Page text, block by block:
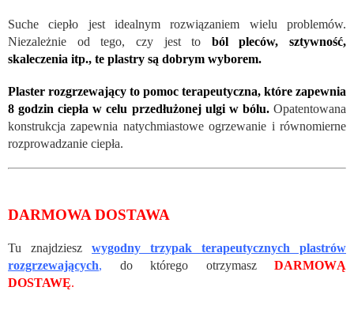
Suche ciepło jest idealnym rozwiązaniem wielu problemów.
Niezależnie od tego, czy jest to ból pleców, sztywność,
skaleczenia itp., te plastry są dobrym wyborem.
Plaster rozgrzewający to pomoc terapeutyczna, które zapewnia
8 godzin ciepła w celu przedłużonej ulgi w bólu. Opatentowana
konstrukcja zapewnia natychmiastowe ogrzewanie i równomierne
rozprowadzanie ciepła.
DARMOWA DOSTAWA
Tu znajdziesz wygodny trzypak terapeutycznych plastrów
rozgrzewających, do którego otrzymasz DARMOWĄ
DOSTAWĘ.